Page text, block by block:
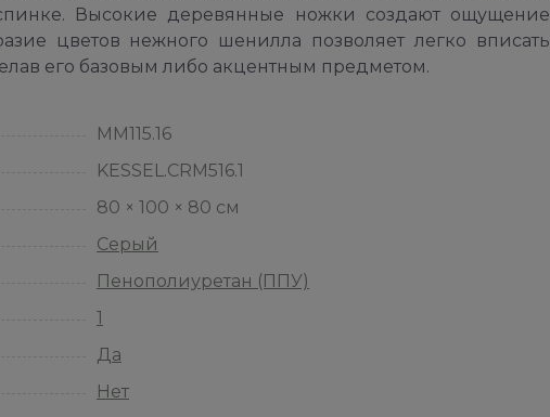
Высокие деревянные ножки создают ощущение
цветов нежного шенилла позволяет легко вписать
его базовым либо акцентным предметом.
ММ115.16
KESSEL.CRM516.1
80 × 100 × 80 см
Серый
Пенополиуретан (ППУ)
1
Да
Нет